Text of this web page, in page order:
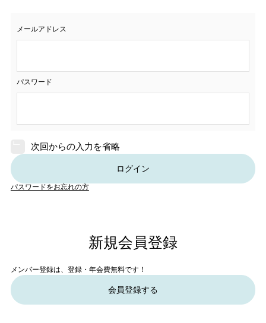
メールアドレス
パスワード
次回からの入力を省略
ログイン
パスワードをお忘れの方
新規会員登録
メンバー登録は、登録・年会費無料です！
会員登録する